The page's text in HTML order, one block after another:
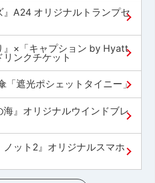
A24 オリジナルトランプセ
』×「キャプション by Hyatt
ンクチケット
「遮光ポシェットタイニー」
』オリジナルウインドブレ
ット2』オリジナルスマホ